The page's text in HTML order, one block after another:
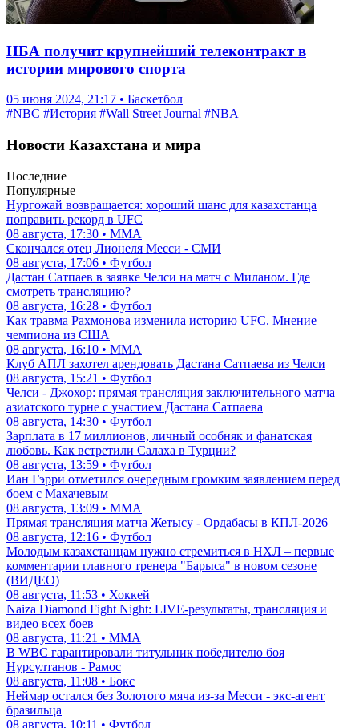
НБА получит крупнейший телеконтракт в
истории мирового спорта
05 июня 2024, 21:17 • Баскетбол
#NBC #История #Wall Street Journal #NBA
Новости Казахстана и мира
Последние
Популярные
Нургожай возвращается: хороший шанс для казахстанца
поправить рекорд в UFC
08 августа, 17:30 • ММА
Скончался отец Лионеля Месси - СМИ
08 августа, 17:06 • Футбол
Дастан Сатпаев в заявке Челси на матч с Миланом. Где
смотреть трансляцию?
08 августа, 16:28 • Футбол
Как травма Рахмонова изменила историю UFC. Мнение
чемпиона из США
08 августа, 16:10 • ММА
Клуб АПЛ захотел арендовать Дастана Сатпаева из Челси
08 августа, 15:21 • Футбол
Челси - Джохор: прямая трансляция заключительного матча
азиатского турне с участием Дастана Сатпаева
08 августа, 14:30 • Футбол
Зарплата в 17 миллионов, личный особняк и фанатская
любовь. Как встретили Салаха в Турции?
08 августа, 13:59 • Футбол
Иан Гэрри отметился очередным громким заявлением перед
боем с Махачевым
08 августа, 13:09 • ММА
Прямая трансляция матча Жетысу - Ордабасы в КПЛ-2026
08 августа, 12:16 • Футбол
Молодым казахстанцам нужно стремиться в НХЛ – первые
комментарии главного тренера "Барыса" в новом сезоне
(ВИДЕО)
08 августа, 11:53 • Хоккей
Naiza Diamond Fight Night: LIVE-результаты, трансляция и
видео всех боев
08 августа, 11:21 • ММА
В WBC гарантировали титульник победителю боя
Нурсултанов - Рамос
08 августа, 11:08 • Бокс
Неймар остался без Золотого мяча из-за Месси - экс-агент
бразильца
08 августа, 10:11 • Футбол